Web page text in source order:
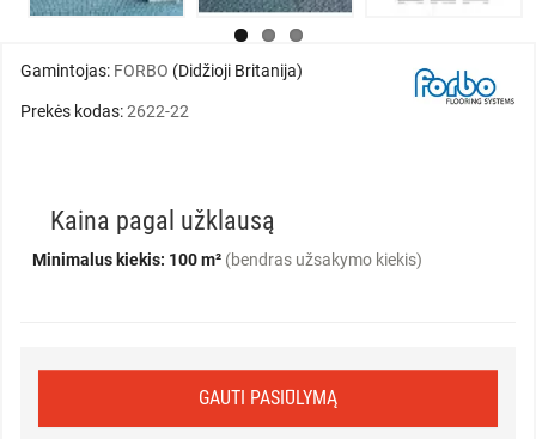
Gamintojas: FORBO (Didžioji Britanija)
Prekės kodas:2622-22
Kaina pagal užklausą
Minimalus kiekis: 100 m² (bendras užsakymo kiekis)
GAUTI PASIŪLYMĄ